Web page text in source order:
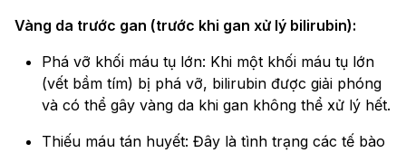
Vàng da trước gan (trước khi gan xử lý bilirubin):
Phá vỡ khối máu tụ lớn: Khi một khối máu tụ lớn
(vết bầm tím) bị phá vỡ, bilirubin được giải phóng
và có thể gây vàng da khi gan không thể xử lý hết.
Thiếu máu tán huyết: Đây là tình trạng các tế bào